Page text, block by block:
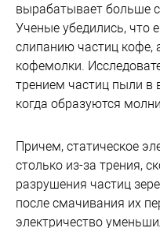
вырабатывает больше
Ученые убедились, что
слипанию частиц кофе,
кофемолки.
трением частиц пыли в
когда образуются
Причем, статическое
столько из-за трения,
разрушения частиц
после смачивания их
электричество